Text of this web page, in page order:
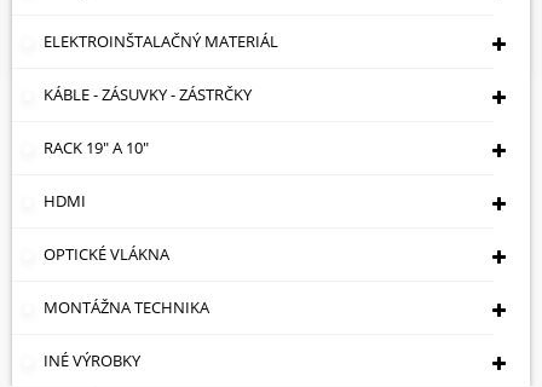
ELEKTROINŠTALAČNÝ MATERIÁL
KÁBLE - ZÁSUVKY - ZÁSTRČKY
RACK 19" A 10"
HDMI
OPTICKÉ VLÁKNA
MONTÁŽNA TECHNIKA
INÉ VÝROBKY
JEDNOFÁZOVÝ, TYP AC 30 MA 25 A LEGRAND